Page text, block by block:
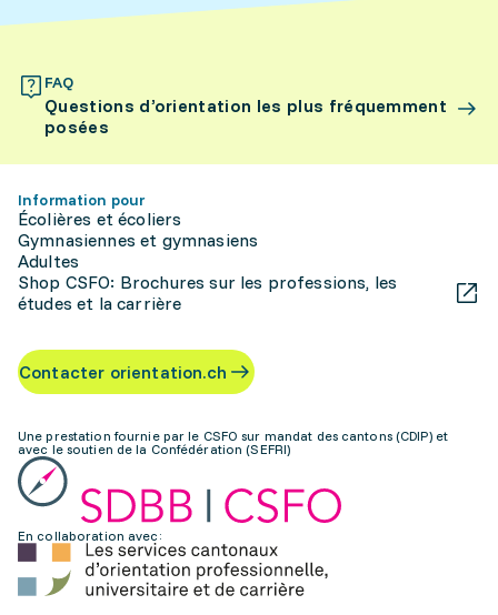
FAQ
Questions d’orientation les plus fréquemment
posées
Information pour
Écolières et écoliers
Gymnasiennes et gymnasiens
Adultes
Shop CSFO: Brochures sur les professions, les
études et la carrière
Contacter orientation.ch
Une prestation fournie par le CSFO sur mandat des cantons (CDIP) et
avec le soutien de la Confédération (SEFRI)
En collaboration avec: